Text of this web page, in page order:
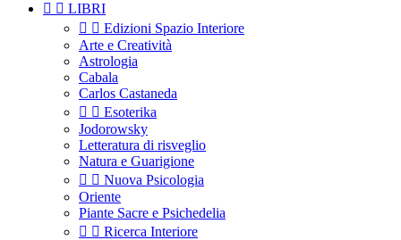
  LIBRI
  Edizioni Spazio Interiore
Arte e Creatività
Astrologia
Cabala
Carlos Castaneda
  Esoterika
Jodorowsky
Letteratura di risveglio
Natura e Guarigione
  Nuova Psicologia
Oriente
Piante Sacre e Psichedelia
  Ricerca Interiore